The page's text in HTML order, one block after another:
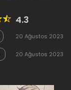
4.3
20 Ağustos 2023
20 Ağustos 2023